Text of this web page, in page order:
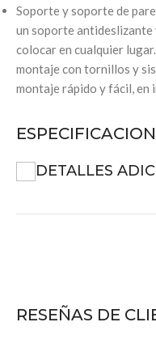
Soporte y soporte de
un soporte
colocar en cualquier
montaje con tornillos y
montaje rápido y fácil,
DETALLES
RESEÑAS DE